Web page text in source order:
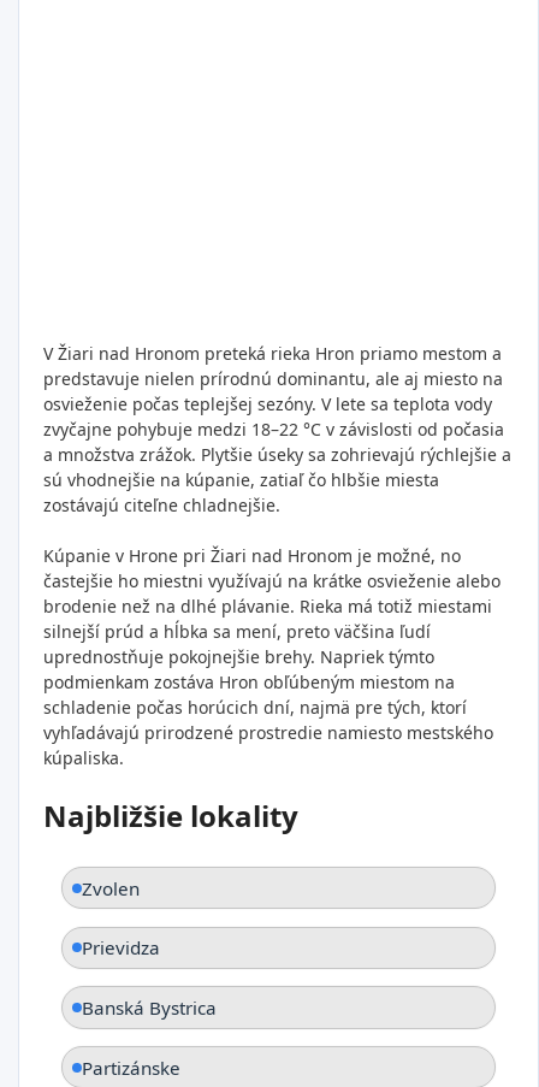
V Žiari nad Hronom preteká rieka Hron priamo mestom a
predstavuje nielen prírodnú dominantu, ale aj miesto na
osvieženie počas teplejšej sezóny. V lete sa teplota vody
zvyčajne pohybuje medzi 18–22 °C v závislosti od počasia
a množstva zrážok. Plytšie úseky sa zohrievajú rýchlejšie a
sú vhodnejšie na kúpanie, zatiaľ čo hlbšie miesta
zostávajú citeľne chladnejšie.
Kúpanie v Hrone pri Žiari nad Hronom je možné, no
častejšie ho miestni využívajú na krátke osvieženie alebo
brodenie než na dlhé plávanie. Rieka má totiž miestami
silnejší prúd a hĺbka sa mení, preto väčšina ľudí
uprednostňuje pokojnejšie brehy. Napriek týmto
podmienkam zostáva Hron obľúbeným miestom na
schladenie počas horúcich dní, najmä pre tých, ktorí
vyhľadávajú prirodzené prostredie namiesto mestského
kúpaliska.
Najbližšie lokality
Zvolen
Prievidza
Banská Bystrica
Partizánske